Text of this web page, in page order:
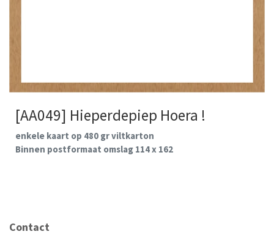
[AA049] Hieperdepiep Hoera !
enkele kaart op 480 gr viltkarton
Binnen postformaat omslag 114 x 162
Contact